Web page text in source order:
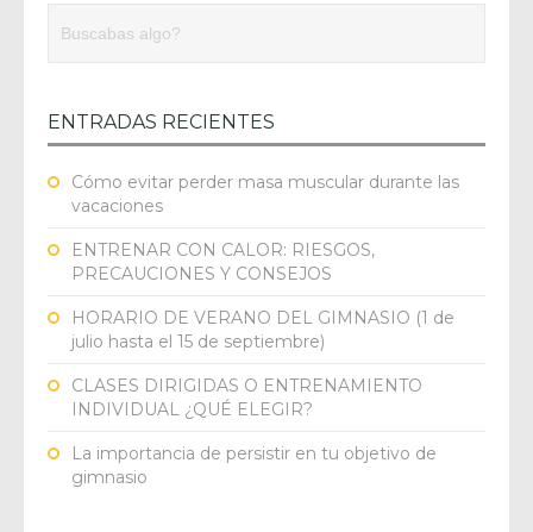
ENTRADAS RECIENTES
Cómo evitar perder masa muscular durante las
vacaciones
ENTRENAR CON CALOR: RIESGOS,
PRECAUCIONES Y CONSEJOS
HORARIO DE VERANO DEL GIMNASIO (1 de
julio hasta el 15 de septiembre)
CLASES DIRIGIDAS O ENTRENAMIENTO
INDIVIDUAL ¿QUÉ ELEGIR?
La importancia de persistir en tu objetivo de
gimnasio